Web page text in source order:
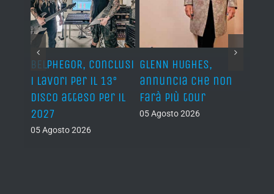
BELPHEGOR, conclusi
i lavori per il 13°
disco atteso per il
2027
05 Agosto 2026
GLENN HUGHES,
annuncia che non
farà più tour
05 Agosto 2026